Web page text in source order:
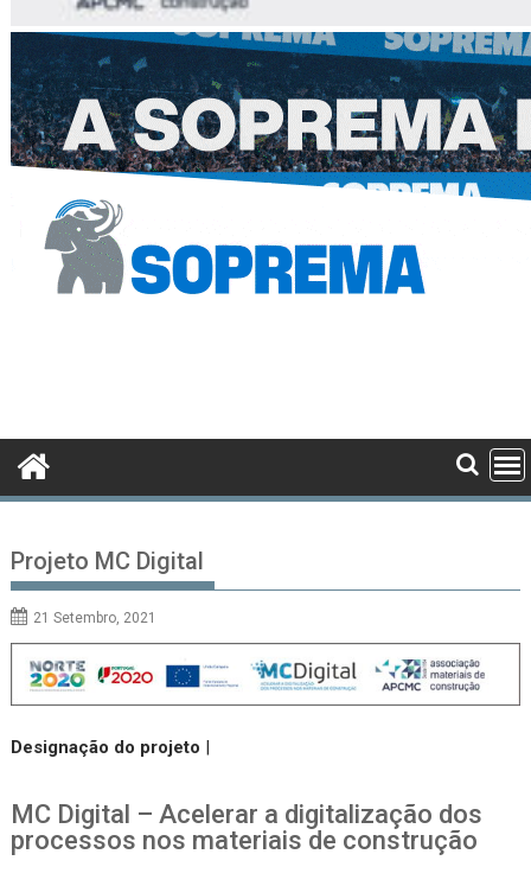
Projeto MC Digital
21 Setembro, 2021
Designação do projeto |
MC Digital – Acelerar a digitalização dos
processos nos materiais de construção